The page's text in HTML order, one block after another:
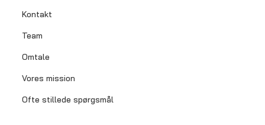
Kontakt
Team
Omtale
Vores mission
Ofte stillede spørgsmål